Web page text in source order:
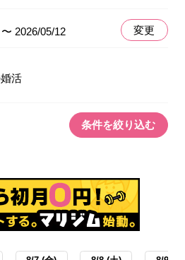
2026/05/12 変更
活
条件を絞り込む